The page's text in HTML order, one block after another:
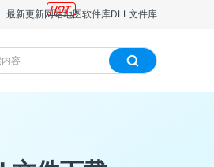
最新更新网站地图软件库DLL文件库